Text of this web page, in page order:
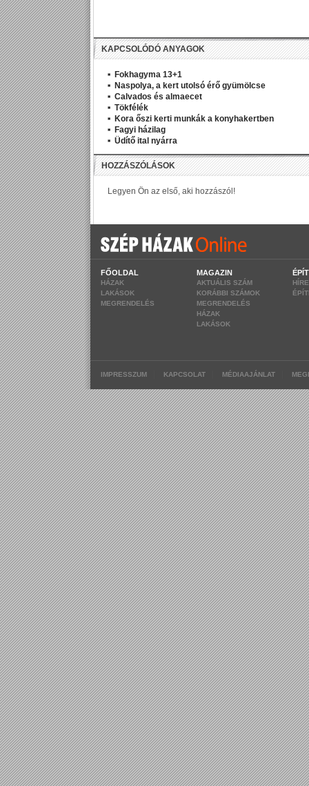
KAPCSOLÓDÓ ANYAGOK
Fokhagyma 13+1
Naspolya, a kert utolsó érő gyümölcse
Calvados és almaecet
Tökfélék
Kora őszi kerti munkák a konyhakertben
Fagyi házilag
Üdítő ital nyárra
FŐOLDAL
HÁZAK
LAKÁSOK
MEGRENDELÉS
MAGAZIN
AKTUÁLIS SZÁM
KORÁBBI SZÁMOK
MEGRENDELÉS
HÁZAK
LAKÁSOK
IMPRESSZUM KAPCSOLAT MÉDIAAJÁNLAT